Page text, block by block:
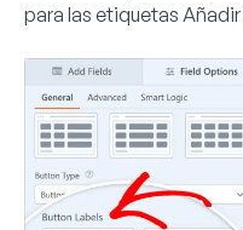
para las etiquetas Añadir